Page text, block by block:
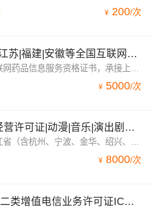
¥ 200/次
上海|浙江|江苏|福建|安徽等全国互联网药品信息服务资格证书代办
¥ 5000/次
网络文化经营许可证|动漫|音乐|演出剧节目|网络表演文网文
专业代办浙江省（含杭州、宁波、金华、绍兴、温州、嘉兴、湖州台州、衢州、舟山、丽水市）上海、江苏、福建、天津网络文化经营许可证简称文网文，包括：网络音乐、网络演出剧节目、网络表演、网络艺术品、网络动漫、展览和比赛活动。承接全国各地网络文化经营许可证办理业务直播网文办理
¥ 8000/次
浙江EDI第二类增值电信业务许可证ICP在线数据处理与交易处理edi